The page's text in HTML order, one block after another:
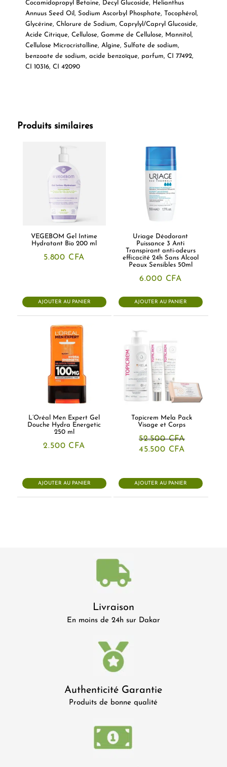
Cocamidopropyl Betaine, Decyl Glucoside, Helianthus
Annuus Seed Oil, Sodium Ascorbyl Phosphate, Tocophérol,
Glycérine, Chlorure de Sodium, Caprylyl/Capryl Glucoside,
Acide Citrique, Cellulose, Gomme de Cellulose, Mannitol,
Cellulose Microcristalline, Algine, Sulfate de sodium,
benzoate de sodium, acide benzoïque, parfum, CI 77492,
CI 10316, CI 42090
Produits similaires
VEGEBOM Gel Intime
Hydratant Bio 200 ml
5.800 CFA
AJOUTER AU PANIER
Uriage Déodorant
Puissance 3 Anti
Transpirant anti-odeurs
efficacité 24h Sans Alcool
Peaux Sensibles 50ml
6.000 CFA
AJOUTER AU PANIER
L’Oréal Men Expert Gel
Douche Hydra Energetic
250 ml
2.500 CFA
AJOUTER AU PANIER
Topicrem Mela Pack
Visage et Corps
52.500CFA
Le
52.500 CFA.
45.500 CFA
45.500
AJOUTER AU PANIER
Livraison
En moins de 24h sur Dakar
Authenticité Garantie
Produits de bonne qualité